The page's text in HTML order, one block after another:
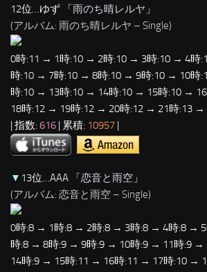
12位…ゆず 「雨のち晴レルヤ 」
(アルバム: 雨のち晴レルヤ – Single)
0時:11 → 1時:10 → 2時:10 → 3時:10 → 4時
時:10 → 7時:10 → 8時:10 → 9時:10 → 10時
時:10 → 13時:10 → 14時:10 → 15時:10 →
18時:12 → 19時:12 → 20時:12 → 21時:13 →
| 指数: 616 | 累積: 10957 |
▼ 13位…AAA 「恋音と雨空 」
(アルバム: 恋音と雨空 – Single)
0時:8 → 1時:8 → 2時:8 → 3時:8 → 4時:8 →
時:8 → 8時:9 → 9時:9 → 10時:9 → 11時:9 →
14時:9 → 15時:11 → 16時:11 → 17時:10 →